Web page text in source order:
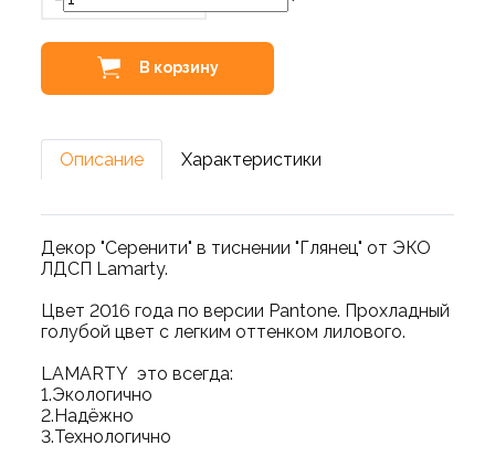
В корзину
Описание Характеристики
Декор "Серенити" в тиснении "Глянец" от ЭКО
ЛДСП Lamarty.
Цвет 2016 года по версии Pantone. Прохладный
голубой цвет с легким оттенком лилового.
LAMARTY это всегда:
1.Экологично
2.Надёжно
3.Технологично